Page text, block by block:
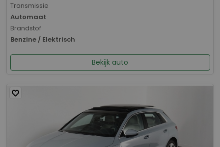
Transmissie
Automaat
Brandstof
Benzine / Elektrisch
Bekijk auto